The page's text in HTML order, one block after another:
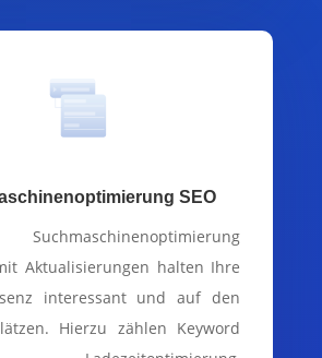
SEO
Aktualisierungen halten Ihre
interessant und auf den
Hierzu zählen Keyword